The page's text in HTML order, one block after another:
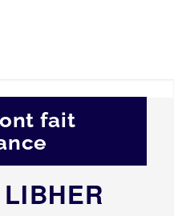
fait